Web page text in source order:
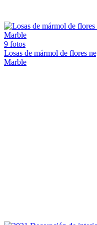
9 fotos
Losas de mármol de flores
Marble